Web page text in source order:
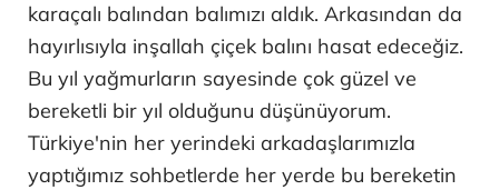
karaçalı balından balımızı aldık. Arkasından da
hayırlısıyla inşallah çiçek balını hasat edeceğiz.
Bu yıl yağmurların sayesinde çok güzel ve
bereketli bir yıl olduğunu düşünüyorum.
Türkiye'nin her yerindeki arkadaşlarımızla
yaptığımız sohbetlerde her yerde bu bereketin